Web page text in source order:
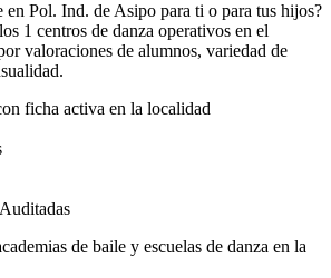
en Pol. Ind. de Asipo para ti o para tus hijos?
1 centros de danza operativos en el
valoraciones de alumnos, variedad de
ficha activa en la localidad
de baile y escuelas de danza en la